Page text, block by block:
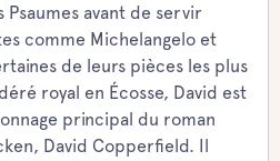
avant de servir
comme Michelangelo et
de leurs pièces les plus
royal en Écosse, David est
principal du roman
David Copperfield. Il